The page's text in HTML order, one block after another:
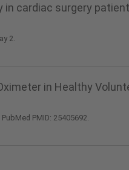
cardiac surgery
2.
in Healthy
PMID: 25405692.